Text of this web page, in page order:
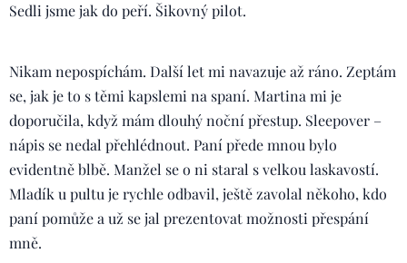
Sedli jsme jak do peří. Šikovný pilot.
Nikam nepospíchám. Další let mi navazuje až ráno. Zeptám
se, jak je to s těmi kapslemi na spaní. Martina mi je
doporučila, když mám dlouhý noční přestup. Sleepover –
nápis se nedal přehlédnout. Paní přede mnou bylo
evidentně blbě. Manžel se o ni staral s velkou laskavostí.
Mladík u pultu je rychle odbavil, ještě zavolal někoho, kdo
paní pomůže a už se jal prezentovat možnosti přespání
mně.